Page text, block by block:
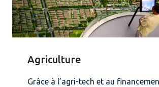
Agriculture
Grâce à l’agri-tech et au